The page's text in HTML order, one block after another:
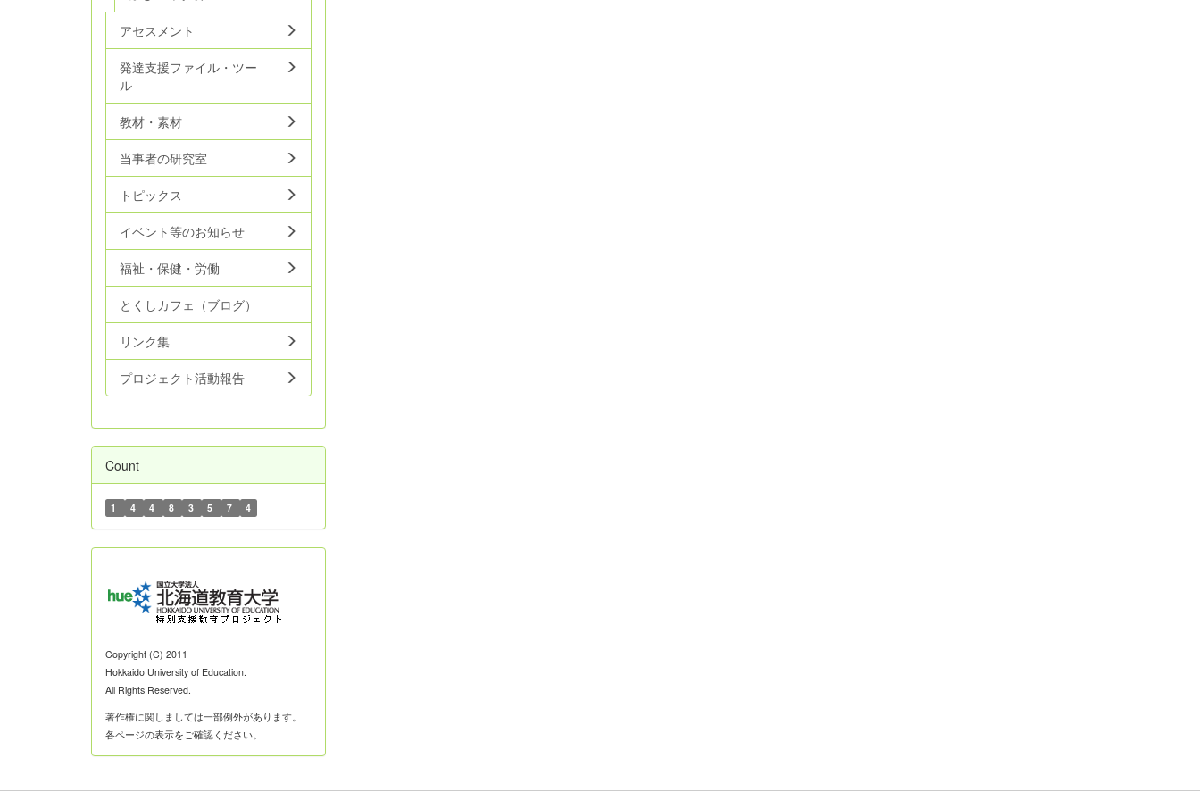
アセスメント
発達支援ファイル・ツー
ル
教材・素材
当事者の研究室
トピックス
イベント等のお知らせ
福祉・保健・労働
とくしカフェ（ブログ）
リンク集
プロジェクト活動報告
Count
1 4 4 8 3 5 7 4
Copyright (C) 2011
Hokkaido University of Education.
All Rights Reserved.
著作権に関しましては一部例外があります。
各ページの表示をご確認ください。